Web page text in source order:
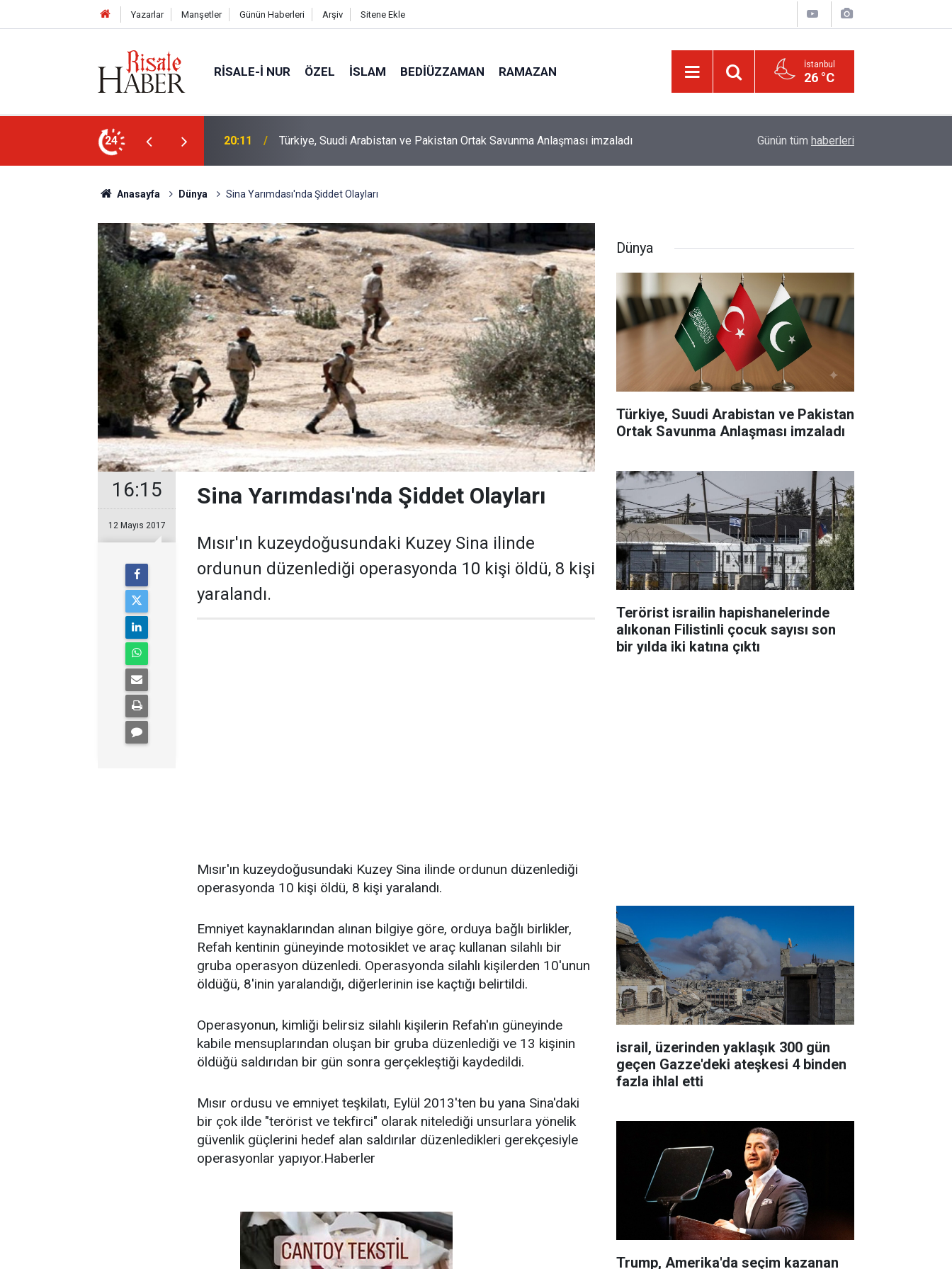
Yazarlar Manşetler Günün Haberleri Arşiv Sitene Ekle
RISALE-I NUR ÖZEL İSLAM BEDIÜZZAMAN RAMAZAN İstanbul
26 °C
24
Ortak Savunma Anlaşması imzaladı 16:14
müjde
Meta'ya çocuk güvenliği davasında rekor
Günün tüm haberleri
Anasayfa Dünya Sina Yarımdası'nda Şiddet Olayları
16:15
12 Mayıs 2017
Sina Yarımdası'nda Şiddet Olayları
Mısır'ın kuzeydoğusundaki Kuzey Sina ilinde
ordunun düzenlediği operasyonda 10 kişi öldü, 8 kişi
yaralandı.
Mısır'ın kuzeydoğusundaki Kuzey Sina ilinde ordunun düzenlediği
operasyonda 10 kişi öldü, 8 kişi yaralandı.
Emniyet kaynaklarından alınan bilgiye göre, orduya bağlı birlikler,
Refah kentinin güneyinde motosiklet ve araç kullanan silahlı bir
gruba operasyon düzenledi. Operasyonda silahlı kişilerden 10'unun
öldüğü, 8'inin yaralandığı, diğerlerinin ise kaçtığı belirtildi.
Operasyonun, kimliği belirsiz silahlı kişilerin Refah'ın güneyinde
kabile mensuplarından oluşan bir gruba düzenlediği ve 13 kişinin
öldüğü saldırıdan bir gün sonra gerçekleştiği kaydedildi.
Mısır ordusu ve emniyet teşkilatı, Eylül 2013'ten bu yana Sina'daki
bir çok ilde "terörist ve tekfirci" olarak nitelediği unsurlara yönelik
güvenlik güçlerini hedef alan saldırılar düzenledikleri gerekçesiyle
operasyonlar yapıyor.Haberler
Dünya
Türkiye, Suudi Arabistan ve Pakistan
Ortak Savunma Anlaşması imzaladı
Terörist israilin hapishanelerinde
alıkonan Filistinli çocuk sayısı son
bir yılda iki katına çıktı
israil, üzerinden yaklaşık 300 gün
geçen Gazze'deki ateşkesi 4 binden
fazla ihlal etti
Trump, Amerika'da seçim kazanan